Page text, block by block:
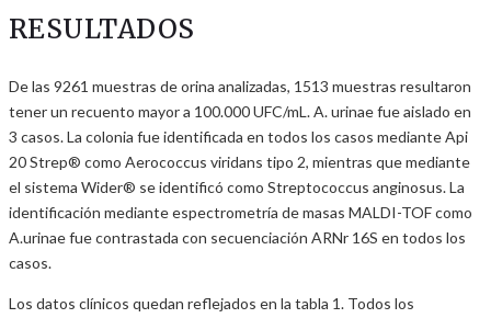
RESULTADOS
De las 9261 muestras de orina analizadas, 1513 muestras resultaron
tener un recuento mayor a 100.000 UFC/mL. A. urinae fue aislado en
3 casos. La colonia fue identificada en todos los casos mediante Api
20 Strep® como Aerococcus viridans tipo 2, mientras que mediante
el sistema Wider® se identificó como Streptococcus anginosus. La
identificación mediante espectrometría de masas MALDI-TOF como
A.urinae fue contrastada con secuenciación ARNr 16S en todos los
casos.
Los datos clínicos quedan reflejados en la tabla 1. Todos los